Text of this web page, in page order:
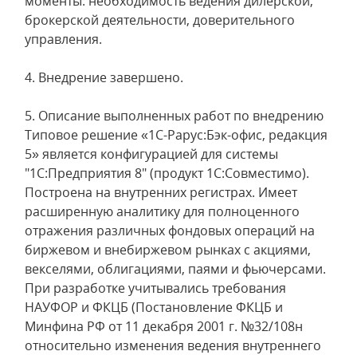
брокерской деятельности, доверительного
управления.
4. Внедрение завершено.
5. Описание выполненных работ по внедрению
Типовое решение «1С-Рарус:Бэк-офис, редакция
5» является конфигурацией для системы
"1С:Предприятия 8" (продукт 1С:Совместимо).
Построена на внутренних регистрах. Имеет
расширенную аналитику для полноценного
отражения различных фондовых операций на
биржевом и внебиржевом рынках с акциями,
векселями, облигациями, паями и фьючерсами.
При разработке учитывались требования
НАУФОР и ФКЦБ (Постановление ФКЦБ и
Минфина РФ от 11 декабря 2001 г. №32/108н
относительно изменения ведения внутреннего